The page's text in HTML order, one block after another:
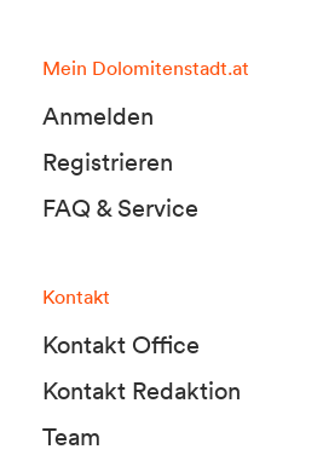
Mein Dolomitenstadt.at
Anmelden
Registrieren
FAQ & Service
Kontakt
Kontakt Office
Kontakt Redaktion
Team